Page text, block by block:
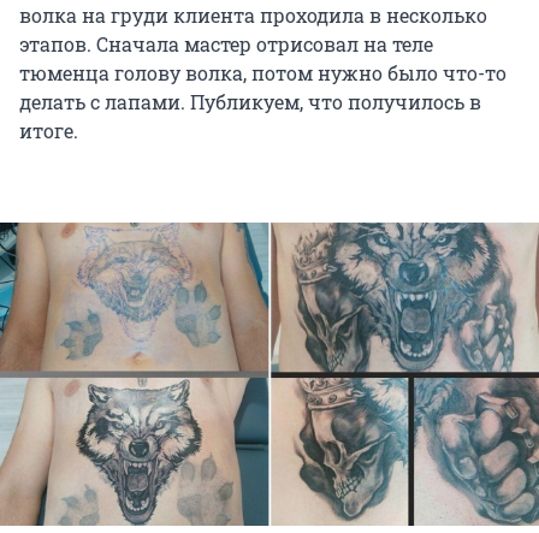
волка на груди клиента проходила в несколько
этапов. Сначала мастер отрисовал на теле
тюменца голову волка, потом нужно было что-то
делать с лапами. Публикуем, что получилось в
итоге.